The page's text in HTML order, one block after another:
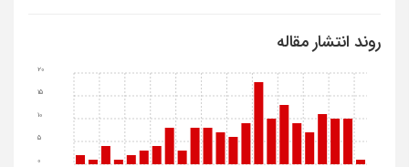
روند انتشار مقاله
10
15
20